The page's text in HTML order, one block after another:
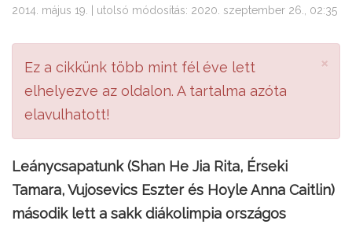
2014. május 19. | utolsó módosítás: 2020. szeptember 26., 02:35
×
Ez a cikkünk több mint fél éve lett
elhelyezve az oldalon. A tartalma azóta
elavulhatott!
Leánycsapatunk (Shan He Jia Rita, Érseki
Tamara, Vujosevics Eszter és Hoyle Anna Caitlin)
második lett a sakk diákolimpia országos